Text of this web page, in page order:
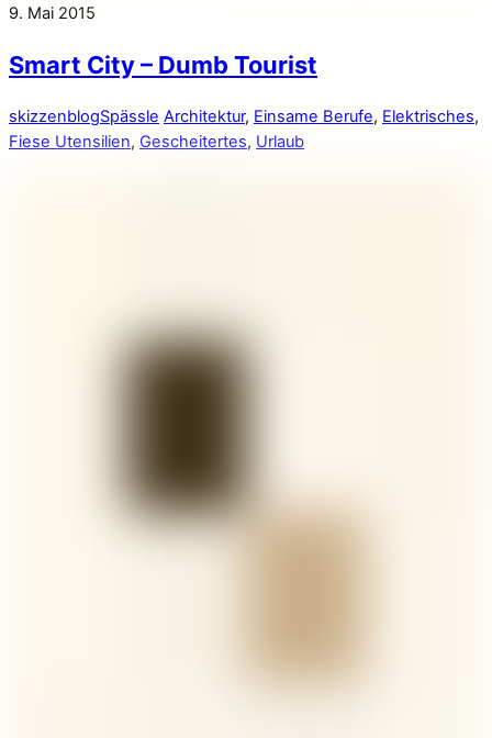
9. Mai 2015
Smart City – Dumb Tourist
skizzenblogSpässle Architektur, Einsame Berufe, Elektrisches,
Fiese Utensilien, Gescheitertes, Urlaub